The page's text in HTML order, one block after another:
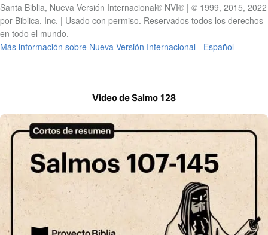
Santa Biblia, Nueva Versión Internacional® NVI® | © 1999, 2015, 2022
por Biblica, Inc. | Usado con permiso. Reservados todos los derechos
en todo el mundo.
Más información sobre Nueva Versión Internacional - Español
Video de Salmo 128